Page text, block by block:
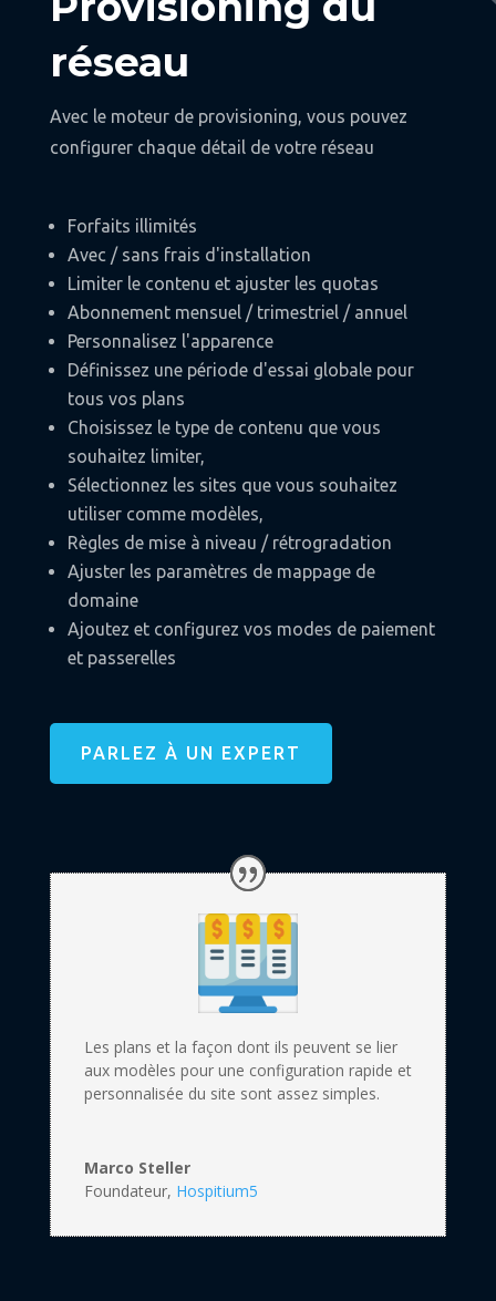
réseau
Avec le moteur de provisioning, vous pouvez
configurer chaque détail de votre réseau
Forfaits illimités
Avec / sans frais d'installation
Limiter le contenu et ajuster les quotas
Abonnement mensuel / trimestriel / annuel
Personnalisez l'apparence
Définissez une période d'essai globale pour
tous vos plans
Choisissez le type de contenu que vous
souhaitez limiter,
Sélectionnez les sites que vous souhaitez
utiliser comme modèles,
Règles de mise à niveau / rétrogradation
Ajuster les paramètres de mappage de
domaine
Ajoutez et configurez vos modes de paiement
et passerelles
PARLEZ À UN EXPERT
Les plans et la façon dont ils peuvent se lier
aux modèles pour une configuration rapide et
personnalisée du site sont assez simples.
Marco Steller
Foundateur, Hospitium5